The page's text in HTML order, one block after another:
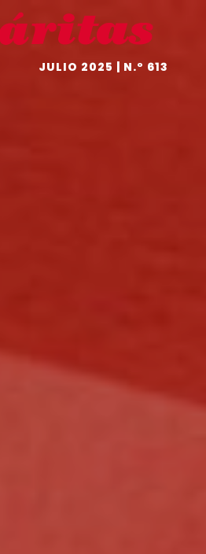
JULIO 2025 | N.º 613